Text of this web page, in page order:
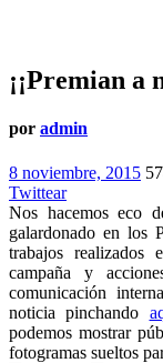
¡¡Premian a
por admin
8 noviembre, 2015
Twittear
Nos hacemos eco
galardonado en los
trabajos realizados
campaña y
comunicación
noticia pinchando
podemos mostrar
fotogramas sueltos